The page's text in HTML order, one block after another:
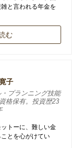
と言われる年金を
む
子
プランニング技能
格保有。投資歴23
トーに、難しい金
とを心がけてい